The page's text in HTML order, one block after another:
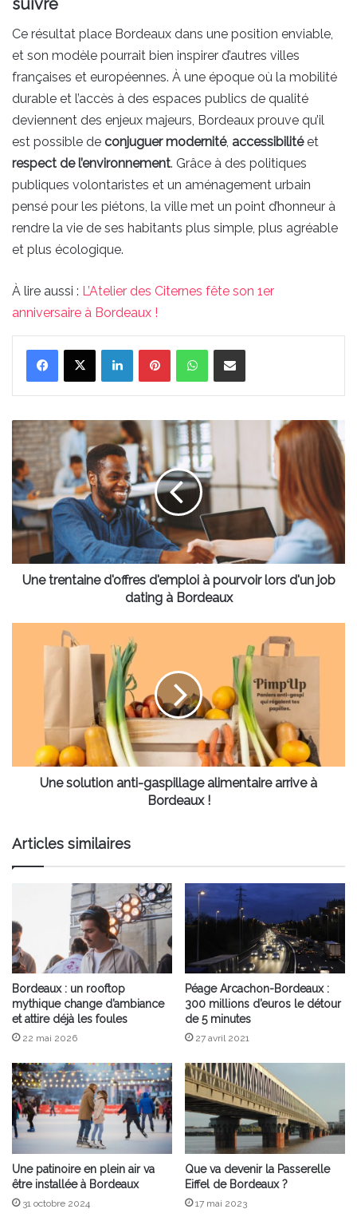
suivre
Ce résultat place Bordeaux dans une position enviable,
et son modèle pourrait bien inspirer d’autres villes
françaises et européennes. À une époque où la mobilité
durable et l’accès à des espaces publics de qualité
deviennent des enjeux majeurs, Bordeaux prouve qu’il
est possible de conjuguer modernité, accessibilitéet
respect de l’environnement. Grâce à des politiques
publiques volontaristes et un aménagement urbain
pensé pour les piétons, la ville met un point d’honneur à
rendre la vie de ses habitants plus simple, plus agréable
et plus écologique.
À lire aussi : L’Atelier des Citernes fête son 1er
anniversaire à Bordeaux !
LinkedinPinterestWhatsAppPartager par email
Une
trentaine
d'offres
d'emploi
à
pourvoir
lors
d'un
job
dating
Une trentaine d'offres d'emploi à pourvoir lors d'un job
dating à Bordeaux
solution
alimentaire
Bordeaux
!
Une solution anti-gaspillage alimentaire arrive à
Bordeaux !
Articles similaires
Bordeaux : un rooftop
mythique change d’ambiance
et attire déjà les foules
22 mai 2026
Péage Arcachon-Bordeaux :
300 millions d’euros le détour
de 5 minutes
27 avril 2021
Une patinoire en plein air va
être installée à Bordeaux
31 octobre 2024
Que va devenir la Passerelle
Eiffel de Bordeaux ?
17 mai 2023